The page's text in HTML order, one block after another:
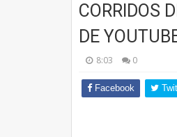
CORRIDOS
DE
8:03 0
Facebook